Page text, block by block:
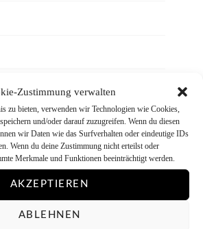
Zustimmung verwalten
zu bieten, verwenden wir Technologien wie Cookies,
und/oder darauf zuzugreifen. Wenn du diesen
wir Daten wie das Surfverhalten oder eindeutige IDs
Wenn du deine Zustimmung nicht erteilst oder
Merkmale und Funktionen beeinträchtigt werden.
AKZEPTIEREN
ABLEHNEN